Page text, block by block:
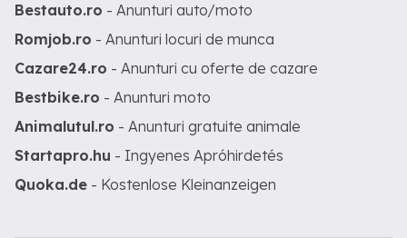
Bestauto.ro - Anunturi auto/moto
Romjob.ro - Anunturi locuri de munca
Cazare24.ro - Anunturi cu oferte de cazare
Bestbike.ro - Anunturi moto
Animalutul.ro - Anunturi gratuite animale
Startapro.hu - Ingyenes Apróhirdetés
Quoka.de - Kostenlose Kleinanzeigen